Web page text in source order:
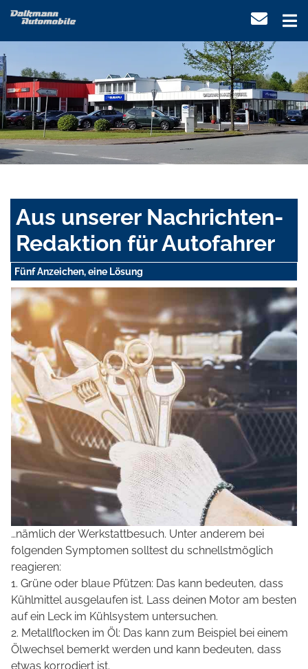
Aus unserer Nachrichten-
Redaktion für Autofahrer
Fünf Anzeichen, eine Lösung
…nämlich der Werkstattbesuch. Unter anderem bei
folgenden Symptomen solltest du schnellstmöglich
reagieren:
1. Grüne oder blaue Pfützen: Das kann bedeuten, dass
Kühlmittel ausgelaufen ist. Lass deinen Motor am besten
auf ein Leck im Kühlsystem untersuchen.
2. Metallflocken im Öl: Das kann zum Beispiel bei einem
Ölwechsel bemerkt werden und kann bedeuten, dass
etwas korrodiert ist.